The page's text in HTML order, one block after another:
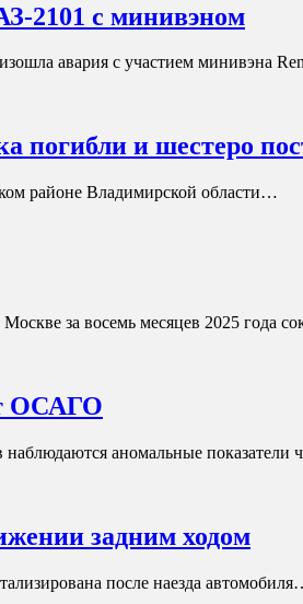
2101 с минивэном
авария с участием минивэна
погибли и шестеро
районе Владимирской области…
за восемь месяцев 2025 года
ОСАГО
аномальные показатели
задним ходом
после наезда